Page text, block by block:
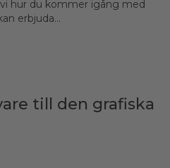
hur du kommer igång med
erbjuda...
till den grafiska